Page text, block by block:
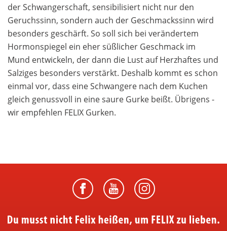
der Schwangerschaft, sensibilisiert nicht nur den
Geruchssinn, sondern auch der Geschmackssinn wird
besonders geschärft. So soll sich bei verändertem
Hormonspiegel ein eher süßlicher Geschmack im
Mund entwickeln, der dann die Lust auf Herzhaftes und
Salziges besonders verstärkt. Deshalb kommt es schon
einmal vor, dass eine Schwangere nach dem Kuchen
gleich genussvoll in eine saure Gurke beißt. Übrigens -
wir empfehlen FELIX Gurken.